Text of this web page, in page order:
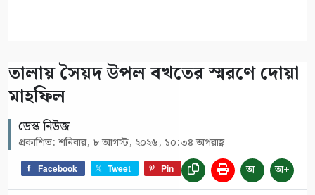
তালায় সৈয়দ উপল বখতের স্মরণে দোয়া
মাহফিল
ডেস্ক নিউজ
প্রকাশিত: শনিবার, ৮ আগস্ট, ২০২৬, ১০:৩৪ অপরাহ্ণ
Facebook Tweet Pin অ- অ+